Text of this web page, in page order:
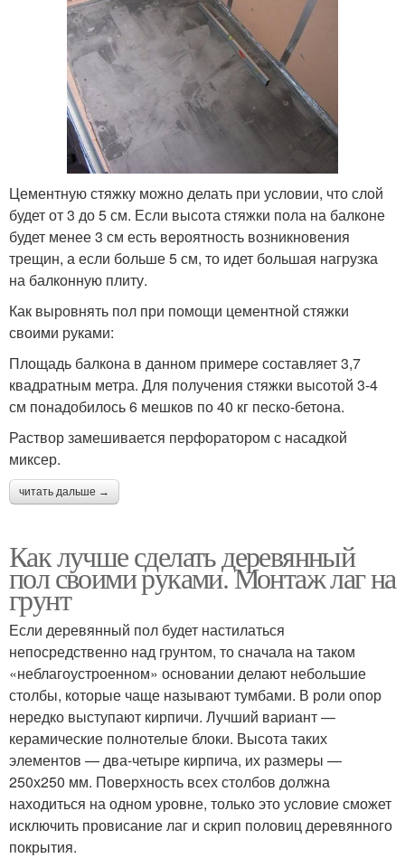
Цементную стяжку можно делать при условии, что слой
будет от 3 до 5 см. Если высота стяжки пола на балконе
будет менее 3 см есть вероятность возникновения
трещин, а если больше 5 см, то идет большая нагрузка
на балконную плиту.
Как выровнять пол при помощи цементной стяжки
своими руками:
Площадь балкона в данном примере составляет 3,7
квадратным метра. Для получения стяжки высотой 3-4
см понадобилось 6 мешков по 40 кг песко-бетона.
Раствор замешивается перфоратором с насадкой
миксер.
читать дальше →
Как лучше сделать деревянный
пол своими руками. Монтаж лаг на
грунт
Если деревянный пол будет настилаться
непосредственно над грунтом, то сначала на таком
«неблагоустроенном» основании делают небольшие
столбы, которые чаще называют тумбами. В роли опор
нередко выступают кирпичи. Лучший вариант —
керамические полнотелые блоки. Высота таких
элементов — два-четыре кирпича, их размеры —
250х250 мм. Поверхность всех столбов должна
находиться на одном уровне, только это условие сможет
исключить провисание лаг и скрип половиц деревянного
покрытия.